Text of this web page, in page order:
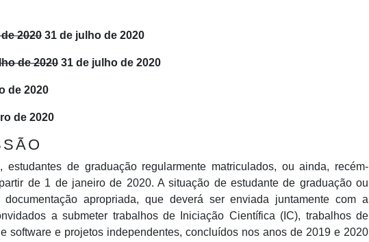
2020 31 de julho de 2020
de 2020 31 de julho de 2020
de 2020
de 2020
de graduação regularmente matriculados, ou ainda, recém-
de 1 de janeiro de 2020. A situação de estudante de graduação ou
apropriada, que deverá ser enviada juntamente com a
a submeter trabalhos de Iniciação Científica (IC), trabalhos de
software e projetos independentes, concluídos nos anos de 2019 e 2020